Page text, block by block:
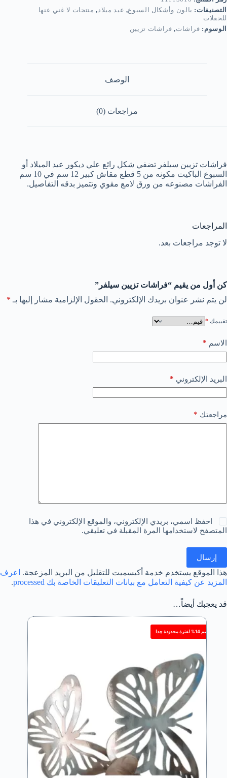
التصنيفات: بالون وأشكال السبوع, عيد ميلاد, منتجات لا غني عنها
للحفلات
الوسوم: فراشات, فراشات تزيين
الوصف
مراجعات (0)
فراشات تزيين سيلفر تضفي شكل رائع علي ديكور عيد الميلاد أو
السبوع الباكيت مكونه من 5 قطع مقاش كبير 12 سم في 10 سم
الفراشات مصنوعه من ورق لامع مقوي وتتميز بدقه التفاصيل.
المراجعات
لا توجد مراجعات بعد.
كن أول من يقيم “فراشات تزيين سيلفر”
لن يتم نشر عنوان بريدك الإلكتروني. الحقول الإلزامية مشار إليها بـ *
تقييمك *
الاسم *
البريد الإلكتروني *
مراجعتك *
احفظ اسمي، بريدي الإلكتروني، والموقع الإلكتروني في هذا
المتصفح لاستخدامها المرة المقبلة في تعليقي.
إرسال
هذا الموقع يستخدم خدمة أكيسميت للتقليل من البريد المزعجة.
اعرف
المزيد عن كيفية التعامل مع بيانات التعليقات الخاصة بك processed
.
قد يعجبك أيضاً…
خصم 14% لفترة محدودة جدا